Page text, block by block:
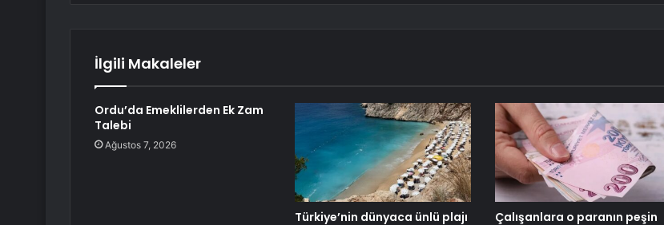
İlgili Makaleler
Ordu’da Emeklilerden Ek Zam
Talebi
Ağustos 7, 2026
Türkiye’nin dünyaca ünlü plajı
Çalışanlara o paranın peşin